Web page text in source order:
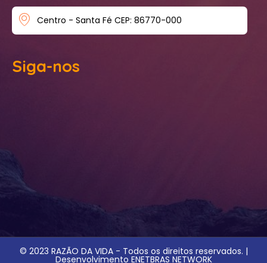
Centro - Santa Fé CEP: 86770-000
Siga-nos
© 2023 RAZÃO DA VIDA - Todos os direitos reservados. |
Desenvolvimento ENETBRAS NETWORK